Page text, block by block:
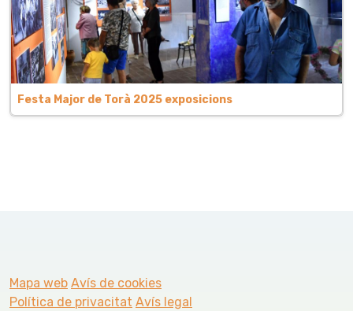
Festa Major de Torà 2025 exposicions
Mapa web Avís de cookies
Política de privacitat Avís legal